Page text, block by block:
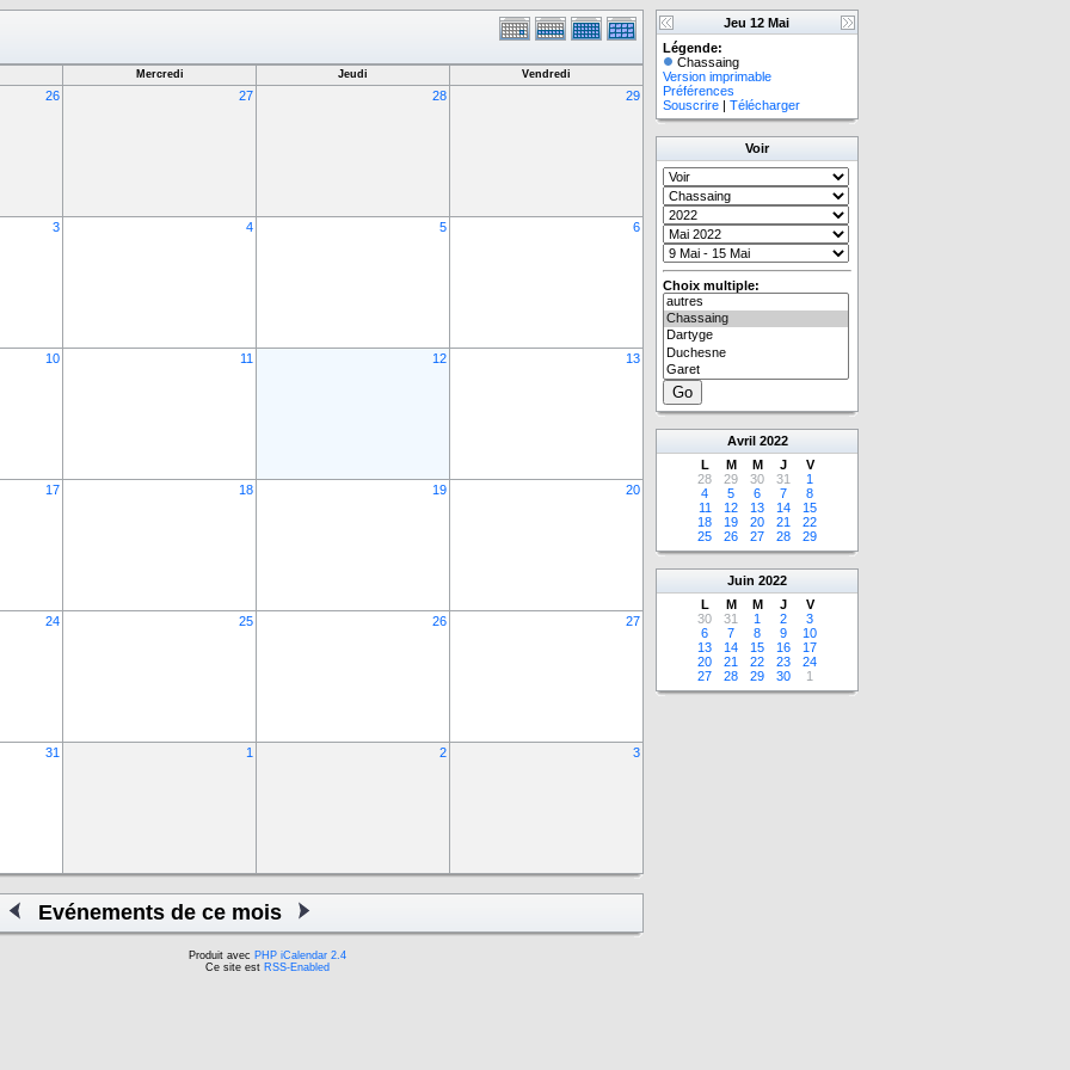
Mercredi Jeudi Vendredi
26 27 28 29
3 4 5 6
10 11 12 13
17 18 19 20
24 25 26 27
31 1 2 3
Evénements de ce mois
Jeu 12 Mai
Légende:
Chassaing
Version imprimable
Préférences
Souscrire | Télécharger
Voir
Choix multiple:
Avril 2022
L
M M J
V
28
29 30 31
1
4
5 6 7
8
11
12 13 14
15
18
19 20 21
22
25
26 27 28 29
Juin 2022
L
M M J
V
30
31 1 2
3
6
7 8 9
10
13
14 15 16
17
20
21 22 23
24
27
28 29 30 1
Produit avec PHP iCalendar 2.4
Ce site est RSS-Enabled